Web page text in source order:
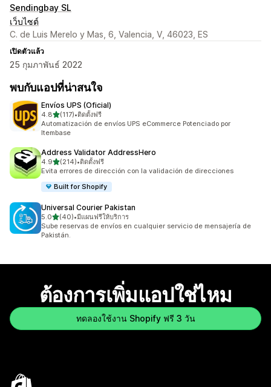
Sendingbay SL
เว็บไซต์
C. de Luis Merelo y Mas, 6, Valencia, V, 46023, ES
เปิดตัวแล้ว
25 กุมภาพันธ์ 2022
พบกับแอปที่น่าสนใจ
Envíos UPS (Oficial)
4.8เต็ม 5 ดาว
(117)
ทั้งหมด 117 รีวิว
•ติดตั้งฟรี
Automatización de envíos UPS eCommerce Potenciado por
Itembase
Address Validator AddressHero
4.9เต็ม 5 ดาว
(214)
ทั้งหมด 214 รีวิว
•ติดตั้งฟรี
Evita errores de dirección con la validación de direcciones
Built for Shopify
Universal Courier Pakistan
5.0เต็ม 5 ดาว
(40)
ทั้งหมด 40 รีวิว
•มีแผนฟรีให้บริการ
Sube reservas de envíos en cualquier servicio de mensajería de
Pakistán.
ต้องการเพิ่มแอปใช่ไหม
ทดลองใช้งาน Shopify ฟรี 3 วัน